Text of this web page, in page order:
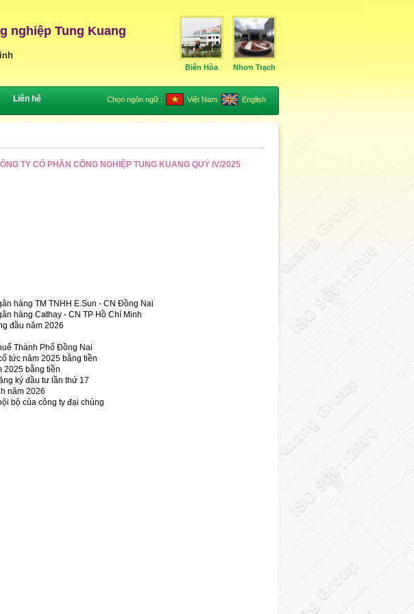
nghiệp Tung Kuang
Biên Hòa Nhơn Trạch
Liên hệ Chọn ngôn ngữ : Việt Nam English
TY CỔ PHẦN CÔNG NGHIỆP TUNG KUANG QUÝ IV/2025
hàng TM TNHH E.Sun - CN Đồng Nai
hàng Cathay - CN TP Hồ Chí Minh
đầu năm 2026
Thành Phố Đồng Nai
tức năm 2025 bằng tiền
2025 bằng tiền
ký đầu tư lần thứ 17
năm 2026
bộ của công ty đại chúng